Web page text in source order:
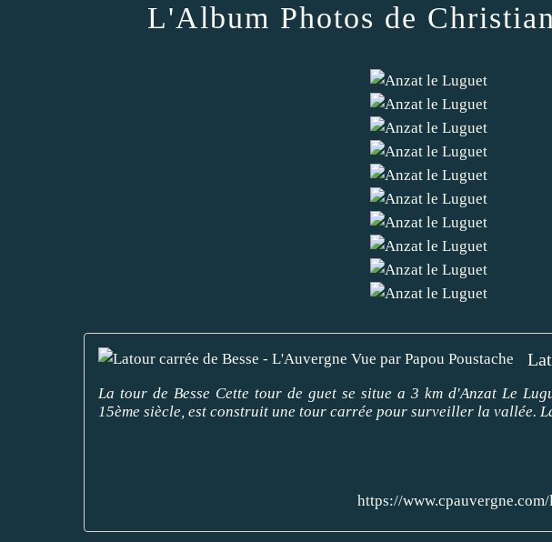
L'Album Photos de
La tour de Besse Cette tour de guet se situe a 3 km d'Anzat Le
15ème siècle, est construit une tour carrée pour surveiller la vallée.
https://